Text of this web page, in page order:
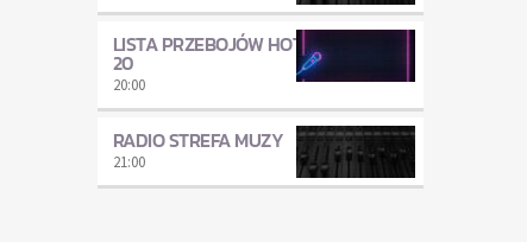
LISTA PRZEBOJÓW HOT
20
20:00
RADIO STREFA MUZY
21:00